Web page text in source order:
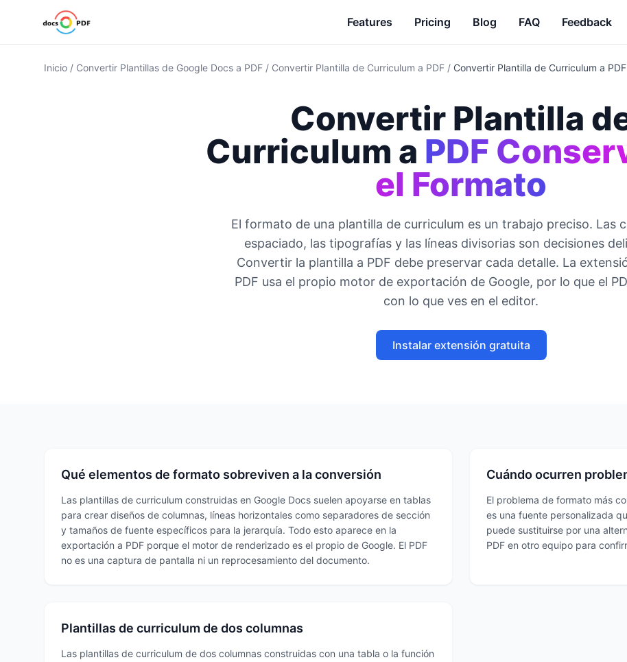
Features Pricing Blog FAQ Feedback
Inicio / Convertir Plantillas de Google Docs a PDF / Convertir Plantilla de Curriculum a PDF / Convertir Plantilla de Curriculum a
Convertir Plantilla
Curriculum a PDF
el Formato
El formato de una plantilla de curriculum es un trabajo preciso. Las
espaciado, las tipografías y las líneas divisorias son decisiones
Convertir la plantilla a PDF debe preservar cada detalle. La
PDF usa el propio motor de exportación de Google, por lo que el
con lo que ves en el editor.
Instalar extensión gratuita
Qué elementos de formato sobreviven a la conversión
Las plantillas de curriculum construidas en Google Docs suelen apoyarse en tablas
para crear diseños de columnas, líneas horizontales como separadores de sección
y tamaños de fuente específicos para la jerarquía. Todo esto aparece en la
exportación a PDF porque el motor de renderizado es el propio de Google. El PDF
no es una captura de pantalla ni un reprocesamiento del documento.
Cuándo ocurren
El problema de formato más
es una fuente personalizada
puede sustituirse por una
PDF en otro equipo para
Plantillas de curriculum de dos columnas
Las plantillas de curriculum de dos columnas construidas con una tabla o la función